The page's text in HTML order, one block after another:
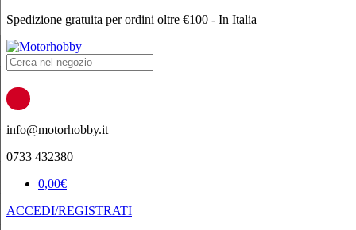
Spedizione gratuita per ordini oltre €100 - In Italia
Products
search
info@motorhobby.it
0733 432380
0,00€
ACCEDI/REGISTRATI